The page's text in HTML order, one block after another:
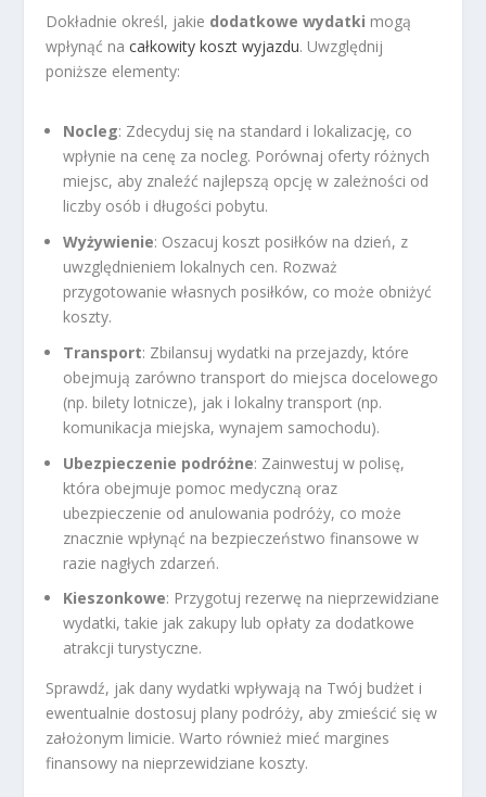
Dokładnie określ, jakie dodatkowe wydatki mogą
wpłynąć nacałkowity koszt wyjazdu. Uwzględnij
poniższe elementy:
Nocleg: Zdecyduj się na standard i lokalizację, co
wpłynie na cenę za nocleg. Porównaj oferty różnych
miejsc, aby znaleźć najlepszą opcję w zależności od
liczby osób i długości pobytu.
Wyżywienie: Oszacuj koszt posiłków na dzień, z
uwzględnieniem lokalnych cen. Rozważ
przygotowanie własnych posiłków, co może obniżyć
koszty.
Transport: Zbilansuj wydatki na przejazdy, które
obejmują zarówno transport do miejsca docelowego
(np. bilety lotnicze), jak i lokalny transport (np.
komunikacja miejska, wynajem samochodu).
Ubezpieczenie podróżne: Zainwestuj w polisę,
która obejmuje pomoc medyczną oraz
ubezpieczenie od anulowania podróży, co może
znacznie wpłynąć na bezpieczeństwo finansowe w
razie nagłych zdarzeń.
Kieszonkowe: Przygotuj rezerwę na nieprzewidziane
wydatki, takie jak zakupy lub opłaty za dodatkowe
atrakcji turystyczne.
Sprawdź, jak dany wydatki wpływają na Twój budżet i
ewentualnie dostosuj plany podróży, aby zmieścić się w
założonym limicie. Warto również mieć margines
finansowy na nieprzewidziane koszty.